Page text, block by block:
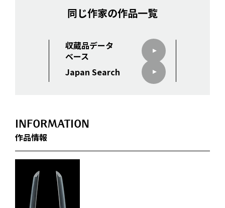
同じ作家の作品一覧
収蔵品データ
ベース
Japan Search
INFORMATION
作品情報